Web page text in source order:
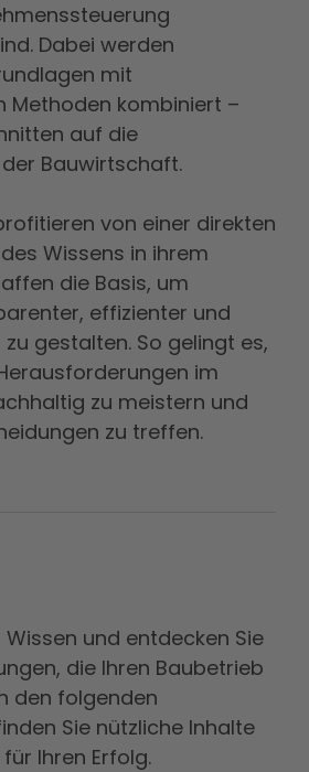
Dabei werden
mit
Methoden kombiniert –
auf die
Bauwirtschaft.
von einer direkten
Wissens in ihrem
die Basis, um
effizienter und
gestalten. So gelingt es,
im
zu meistern und
zu treffen.
und entdecken Sie
die Ihren Baubetrieb
den folgenden
Sie nützliche Inhalte
Ihren Erfolg.